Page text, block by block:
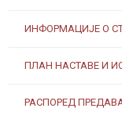
ИНФОРМАЦИЈЕ О
ПЛАН НАСТАВЕ И
РАСПОРЕД